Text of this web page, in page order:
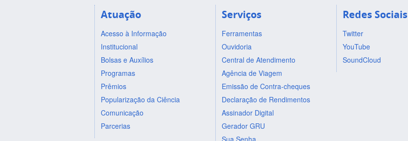
Atuação
Acesso à Informação
Institucional
Bolsas e Auxílios
Programas
Prêmios
Popularização da Ciência
Comunicação
Parcerias
Serviços
Ferramentas
Ouvidoria
Central de Atendimento
Agência de Viagem
Emissão de Contra-cheques
Declaração de Rendimentos
Assinador Digital
Gerador GRU
Sua Senha
Redes Sociais
Twitter
YouTube
SoundCloud